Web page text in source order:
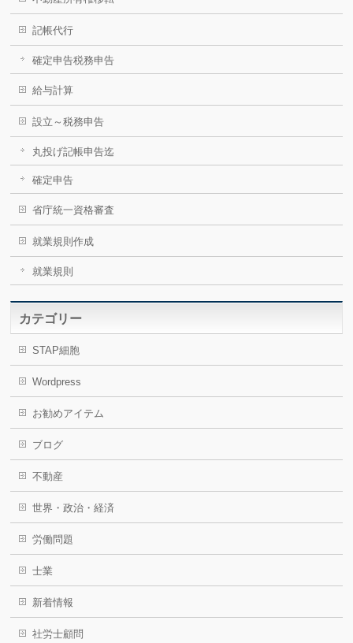
記帳代行
確定申告税務申告
給与計算
設立～税務申告
丸投げ記帳申告迄
確定申告
省庁統一資格審査
就業規則作成
就業規則
カテゴリー
STAP細胞
Wordpress
お勧めアイテム
ブログ
不動産
世界・政治・経済
労働問題
士業
新着情報
社労士顧問